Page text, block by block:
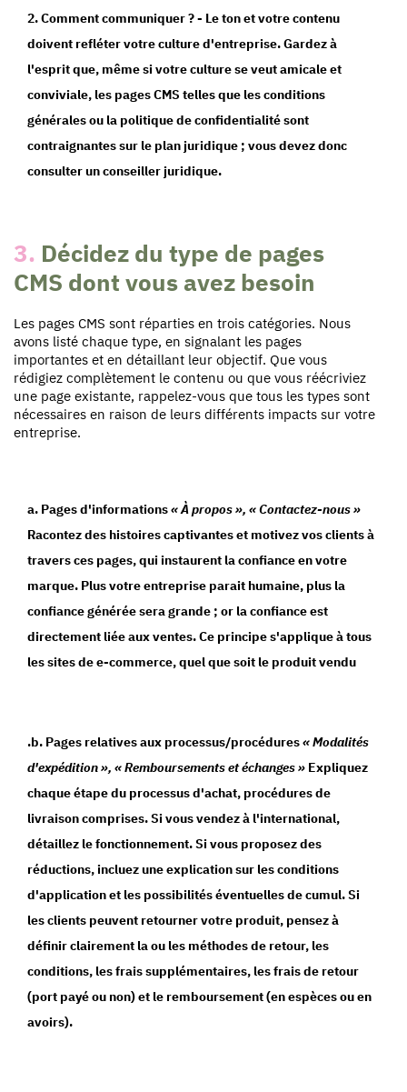
2. Comment communiquer ?- Le ton et votre contenu
doivent refléter votre culture d'entreprise. Gardez à
l'esprit que, même si votre culture se veut amicale et
conviviale, les pages CMS telles que les conditions
générales ou la politique de confidentialité sont
contraignantes sur le plan juridique ; vous devez donc
consulter un conseiller juridique.
3. Décidez du type de pages
CMS dont vous avez besoin
Les pages CMS sont réparties en trois catégories. Nous
avons listé chaque type, en signalant les pages
importantes et en détaillant leur objectif. Que vous
rédigiez complètement le contenu ou que vous réécriviez
une page existante, rappelez-vous que tous les types sont
nécessaires en raison de leurs différents impacts sur votre
entreprise.
a. Pages d'informations« À propos », « Contactez-nous »
Racontez des histoires captivantes et motivez vos clients à
travers ces pages, qui instaurent la confiance en votre
marque. Plus votre entreprise parait humaine, plus la
confiance générée sera grande ; or la confiance est
directement liée aux ventes. Ce principe s'applique à tous
les sites de e-commerce, quel que soit le produit vendu
.b. Pages relatives aux processus/procédures« Modalités
d'expédition », « Remboursements et échanges » Expliquez
chaque étape du processus d'achat, procédures de
livraison comprises. Si vous vendez à l'international,
détaillez le fonctionnement. Si vous proposez des
réductions, incluez une explication sur les conditions
d'application et les possibilités éventuelles de cumul. Si
les clients peuvent retourner votre produit, pensez à
définir clairement la ou les méthodes de retour, les
conditions, les frais supplémentaires, les frais de retour
(port payé ou non) et le remboursement (en espèces ou en
avoirs).